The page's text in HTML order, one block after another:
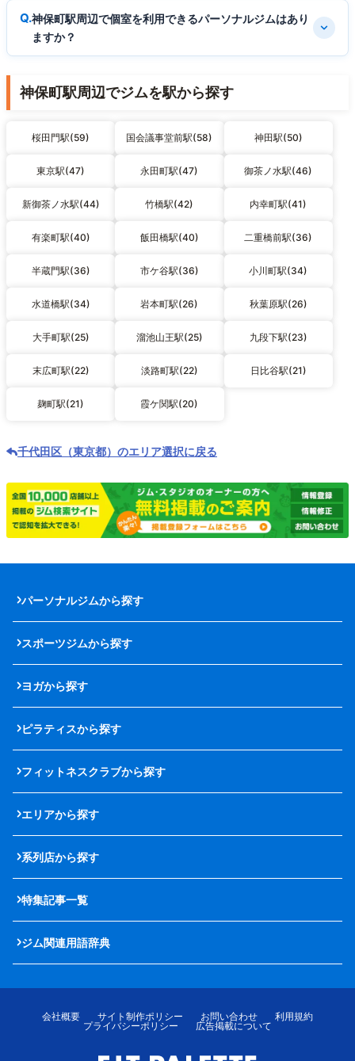
神保町駅周辺で個室を利用できるパーソナルジムはあり
ますか？
神保町駅周辺でジムを駅から探す
桜田門駅(59) 国会議事堂前駅(58) 神田駅(50)
東京駅(47) 永田町駅(47) 御茶ノ水駅(46)
新御茶ノ水駅(44) 竹橋駅(42) 内幸町駅(41)
有楽町駅(40) 飯田橋駅(40) 二重橋前駅(36)
半蔵門駅(36) 市ケ谷駅(36) 小川町駅(34)
水道橋駅(34) 岩本町駅(26) 秋葉原駅(26)
大手町駅(25) 溜池山王駅(25) 九段下駅(23)
末広町駅(22) 淡路町駅(22) 日比谷駅(21)
麹町駅(21) 霞ケ関駅(20)
千代田区（東京都）のエリア選択に戻る
パーソナルジムから探す
スポーツジムから探す
ヨガから探す
ピラティスから探す
フィットネスクラブから探す
エリアから探す
系列店から探す
特集記事一覧
ジム関連用語辞典
会社概要 サイト制作ポリシー お問い合わせ
利用規約
プライバシーポリシー
広告掲載について